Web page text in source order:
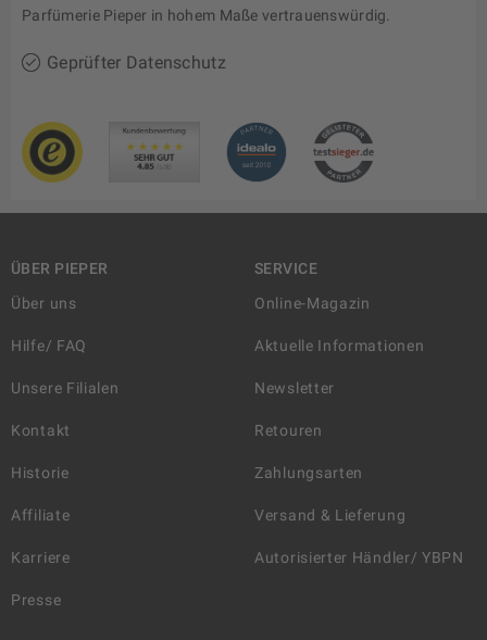
Parfümerie Pieper in hohem Maße vertrauenswürdig.
Geprüfter Datenschutz
ÜBER PIEPER
Über uns
Hilfe/ FAQ
Unsere Filialen
Kontakt
Historie
Affiliate
Karriere
Presse
SERVICE
Online-Magazin
Aktuelle Informationen
Newsletter
Retouren
Zahlungsarten
Versand & Lieferung
Autorisierter Händler/ YBPN